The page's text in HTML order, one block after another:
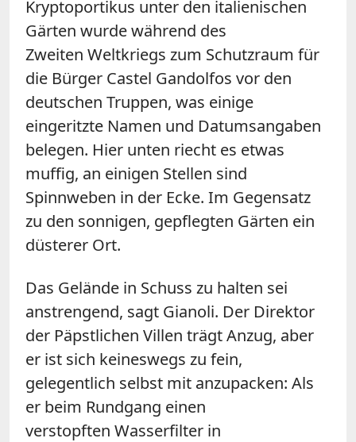
Kryptoportikus unter den italienischen
Gärten wurde während des
Zweiten Weltkriegs zum Schutzraum für
die Bürger Castel Gandolfos vor den
deutschen Truppen, was einige
eingeritzte Namen und Datumsangaben
belegen. Hier unten riecht es etwas
muffig, an einigen Stellen sind
Spinnweben in der Ecke. Im Gegensatz
zu den sonnigen, gepflegten Gärten ein
düsterer Ort.
Das Gelände in Schuss zu halten sei
anstrengend, sagt Gianoli. Der Direktor
der Päpstlichen Villen trägt Anzug, aber
er ist sich keineswegs zu fein,
gelegentlich selbst mit anzupacken: Als
er beim Rundgang einen
verstopften Wasserfilter in